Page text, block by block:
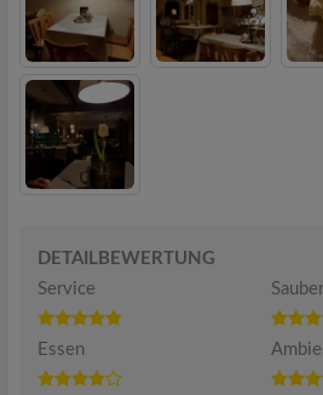
DETAILBEWERTUNG
Service
Essen